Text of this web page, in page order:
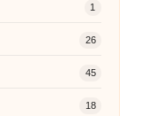
1
26
45
18